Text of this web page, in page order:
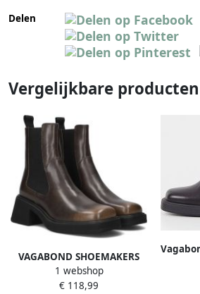
Delen
Vergelijkbare producten
VAGABOND SHOEMAKERS
Chelsea Boots Dames Dorah
5642 Maat: 40 Kleur: Bruin
1 webshop
€ 118,99